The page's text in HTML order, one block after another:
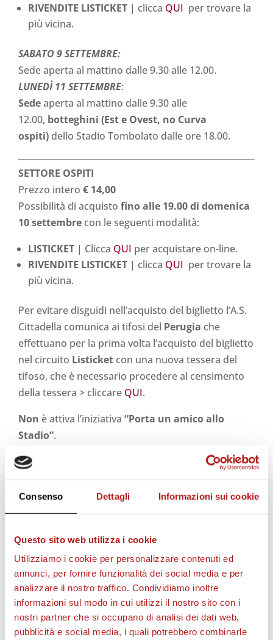
Consenso Dettagli Informazioni sui cookie
Questo sito web utilizza i cookie
Utilizziamo i cookie per personalizzare contenuti ed
annunci, per fornire funzionalità dei social media e per
analizzare il nostro traffico. Condividiamo inoltre
informazioni sul modo in cui utilizzi il nostro sito con i
nostri partner che si occupano di analisi dei dati web,
pubblicità e social media, i quali potrebbero combinarle
RIVENDITE LISTICKET | clicca QUI per trovare la
più vicina.
SABATO 9 SETTEMBRE:
Sede aperta al mattino dalle 9.30 alle 12.00.
LUNEDÌ11 SETTEMBRE:
Sedeaperta al mattino dalle 9.30 alle
12.00, botteghini (Est e Ovest, no Curva
ospiti) dello Stadio Tombolato dalle ore 18.00.
SETTORE OSPITI
Prezzo intero € 14,00
Possibilità di acquisto fino alle 19.00 di domenica
10 settembre con le seguenti modalità:
LISTICKET | Clicca QUI per acquistare on-line.
RIVENDITE LISTICKET | clicca QUI per trovare la
più vicina.
Per evitare disguidi nell’acquisto del biglietto l’A.S.
Cittadella comunica ai tifosi del Perugia che
effettuano per la prima volta l’acquisto del biglietto
nel circuito Listicket con una nuova tessera del
tifoso, che è necessario procedere al censimento
della tessera > cliccare QUI.
Non è attiva l’iniziativa “Porta un amico allo
Stadio”.
TESSERA DEL
TIFOSO
per accedere alla Curva ospiti (obbligo
accompagnati).
STAGIONE 2026/27